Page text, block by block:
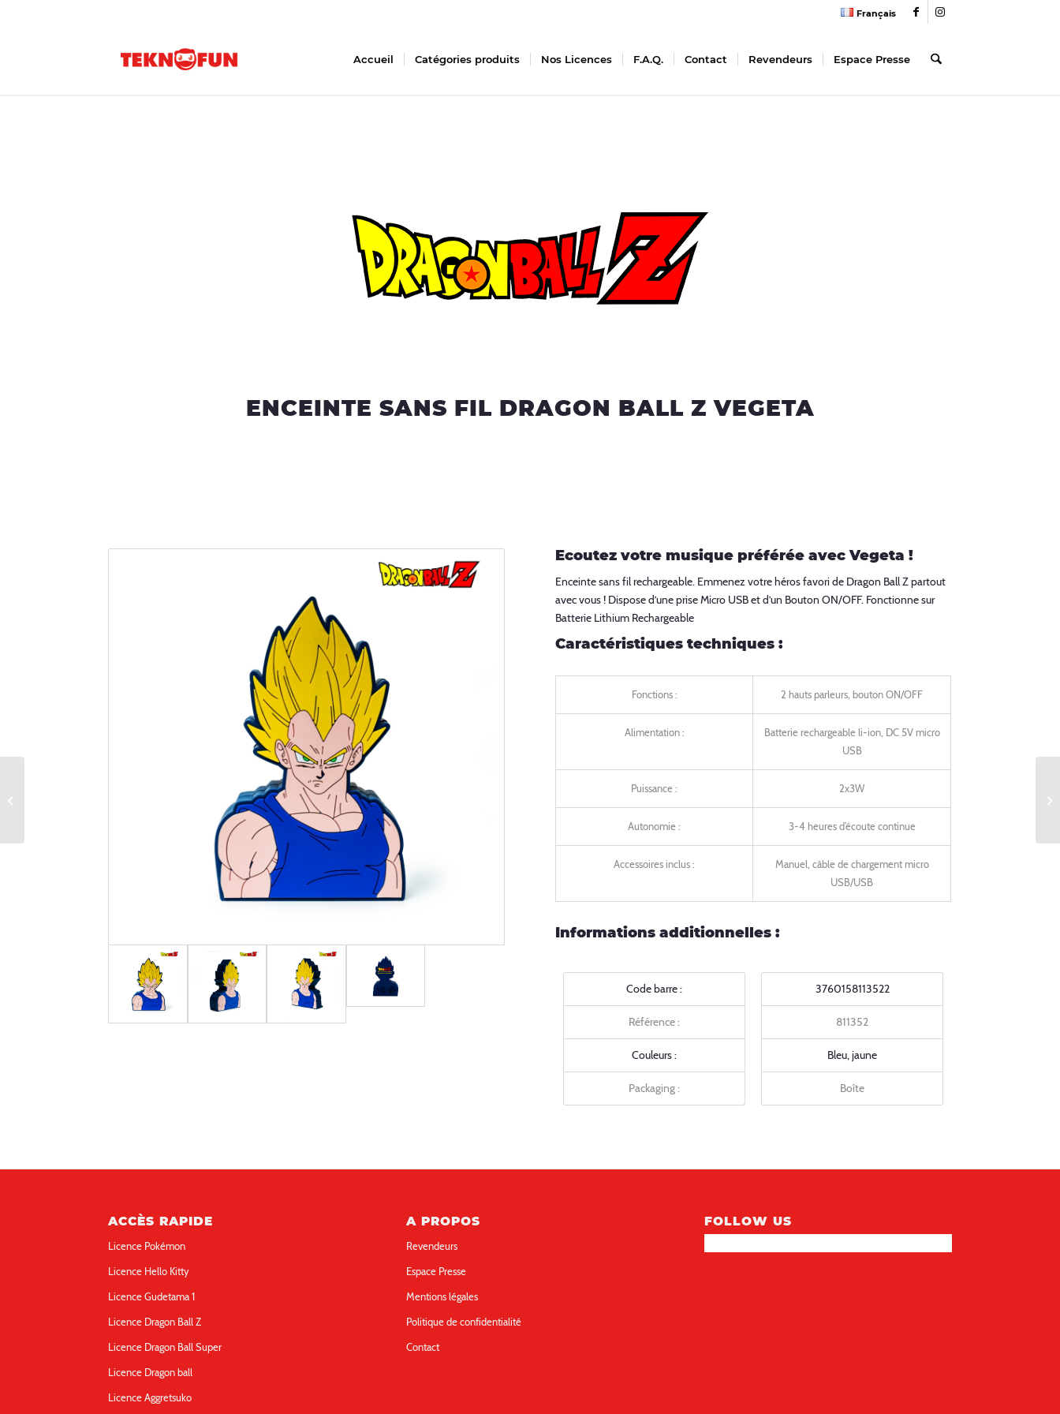
Français
Accueil Catégories produits Nos Licences F.A.Q. Contact Revendeurs Espace Presse
ENCEINTE SANS FIL DRAGON BALL Z VEGETA
Ecoutez votre musique préférée avec Vegeta !
Enceinte sans fil rechargeable. Emmenez votre héros favori de Dragon Ball Z partout
avec vous ! Dispose d’une prise Micro USB et d’un Bouton ON/OFF. Fonctionne sur
Batterie Lithium Rechargeable
Caractéristiques techniques :
Fonctions : 2 hauts parleurs, bouton ON/OFF
Alimentation :
Batterie rechargeable li-ion, DC 5V micro
USB
Puissance : 2x3W
Autonomie : 3-4 heures d’écoute continue
Accessoires inclus :
Manuel, câble de chargement micro
USB/USB
Informations additionnelles :
Code barre :
Référence :
Couleurs :
Packaging :
3760158113522
811352
Bleu, jaune
Boîte
ACCÈS RAPIDE
Licence Pokémon
Licence Hello Kitty
Licence Gudetama 1
Licence Dragon Ball Z
Licence Dragon Ball Super
Licence Dragon ball
Licence Aggretsuko
A PROPOS
Revendeurs
Espace Presse
Mentions légales
Politique de confidentialité
Contact
FOLLOW US